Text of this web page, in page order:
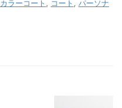
カラーコート , コート , パーソナ